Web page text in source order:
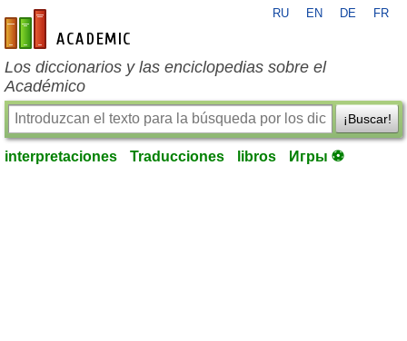
es-academic.com
RU EN DE FR
Los diccionarios y las enciclopedias sobre el
Académico
¡Buscar!
interpretaciones Traducciones libros Игры ⚽